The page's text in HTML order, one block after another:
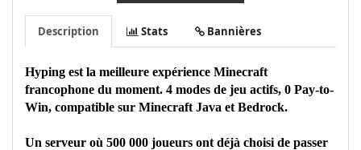
Description Stats Bannières
Hyping est la meilleure expérience Minecraft
francophone du moment. 4 modes de jeu actifs, 0 Pay-to-
Win, compatible sur Minecraft Java et Bedrock.
Un serveur où 500 000 joueurs ont déjà choisi de passer